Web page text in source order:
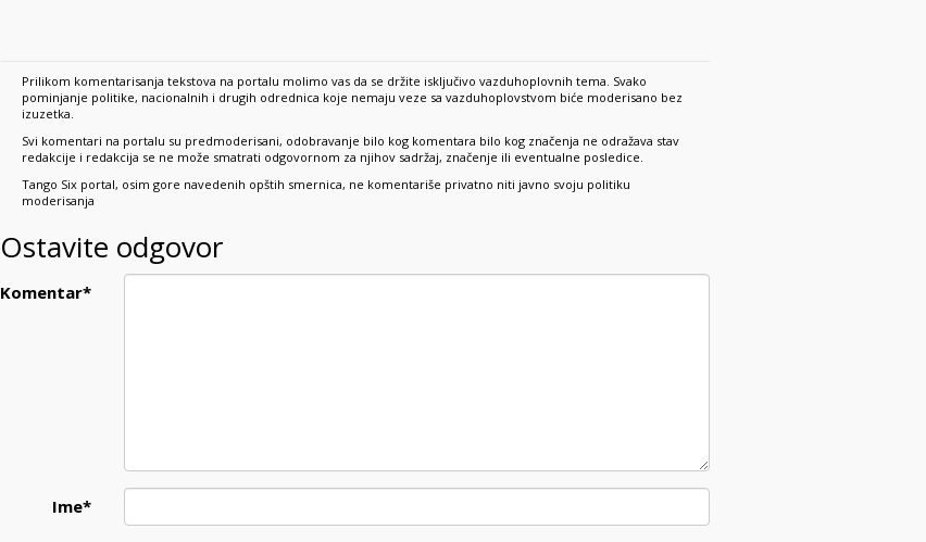
Prilikom komentarisanja tekstova na portalu molimo vas da se držite isključivo vazduhoplovnih tema. Svako
pominjanje politike, nacionalnih i drugih odrednica koje nemaju veze sa vazduhoplovstvom biće moderisano bez
izuzetka.
Svi komentari na portalu su predmoderisani, odobravanje bilo kog komentara bilo kog značenja ne odražava stav
redakcije i redakcija se ne može smatrati odgovornom za njihov sadržaj, značenje ili eventualne posledice.
Tango Six portal, osim gore navedenih opštih smernica, ne komentariše privatno niti javno svoju politiku
moderisanja
Ostavite odgovor
Komentar*
Ime*